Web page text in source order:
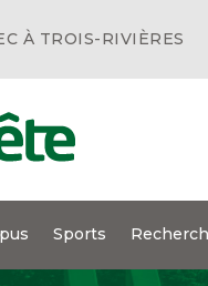
À TROIS-RIVIÈRES
Sports